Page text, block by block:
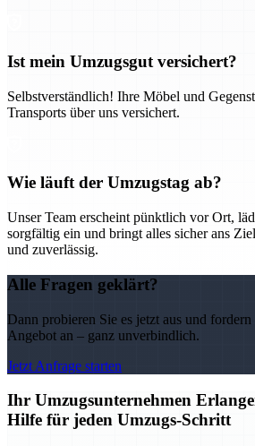
Ist mein Umzugsgut versichert?
Selbstverständlich! Ihre Möbel und
Transports über uns versichert.
Wie läuft der Umzugstag ab?
Unser Team erscheint pünktlich vor Ort,
sorgfältig ein und bringt alles sicher ans
und zuverlässig.
Alle Fragen geklärt?
Dann probieren Sie es jetzt aus und
Angebot an – ganz unverbindlich.
Jetzt Anfrage starten
Ihr Umzugsunternehmen
Hilfe für jeden Umzugs-Schritt